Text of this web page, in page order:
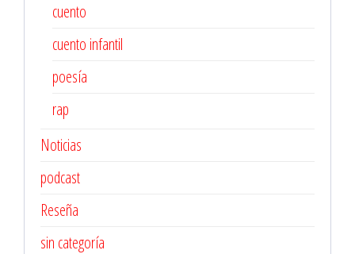
cuento
cuento infantil
poesía
rap
Noticias
podcast
Reseña
sin categoría